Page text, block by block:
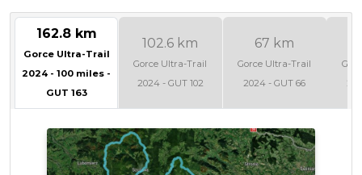
162.8 km
Gorce Ultra-Trail
2024 - 100 miles -
GUT 163
102.6 km
Gorce Ultra-Trail
2024 - GUT 102
67 km
Gorce Ultra-Trail
2024 - GUT 66